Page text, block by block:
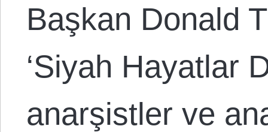
Başkan Donald
‘Siyah Hayatlar
anarşistler ve